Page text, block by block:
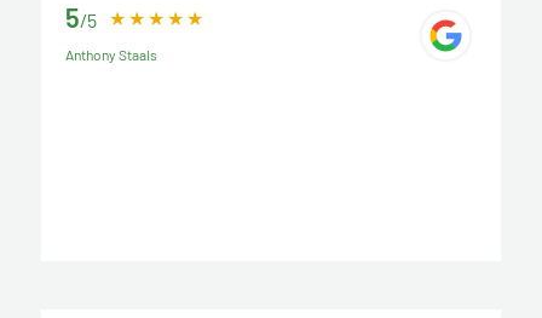
5/5
Anthony Staals